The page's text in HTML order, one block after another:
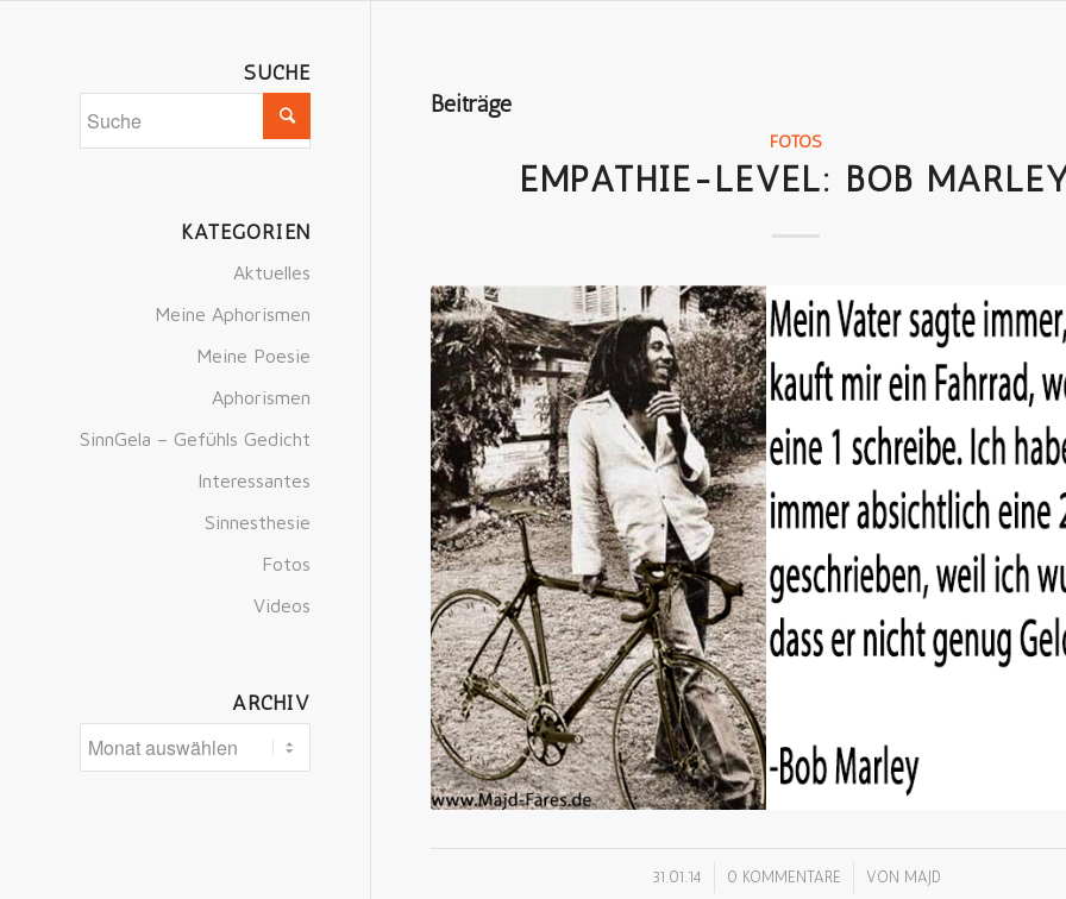
Beiträge
FOTOS
EMPATHIE-LEVEL: BOB
31.01.14 0 KOMMENTARE
/ VON MAJD
SUCHE
KATEGORIEN
Aktuelles
Meine Aphorismen
Meine Poesie
Aphorismen
SinnGela – Gefühls Gedicht
Interessantes
Sinnesthesie
Fotos
Videos
ARCHIV